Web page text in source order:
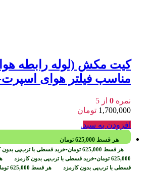
مناسب فیلتر هوای اسپرت-
نمره 0 از 5
1,700,000 تومان
افزودن به سبد.
هر قسط 625,000 تومان
هر قسط 625,000 تومان•خرید قسطی با ترب‌پی بدون
625,000 تومان•خرید قسطی با ترب‌پی بدون کارمزد
قسطی با ترب‌پی بدون کارمزد
هر قسط 625,000